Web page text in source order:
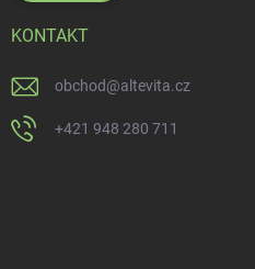
KONTAKT
obchod@altevita.cz
+421 948 280 711